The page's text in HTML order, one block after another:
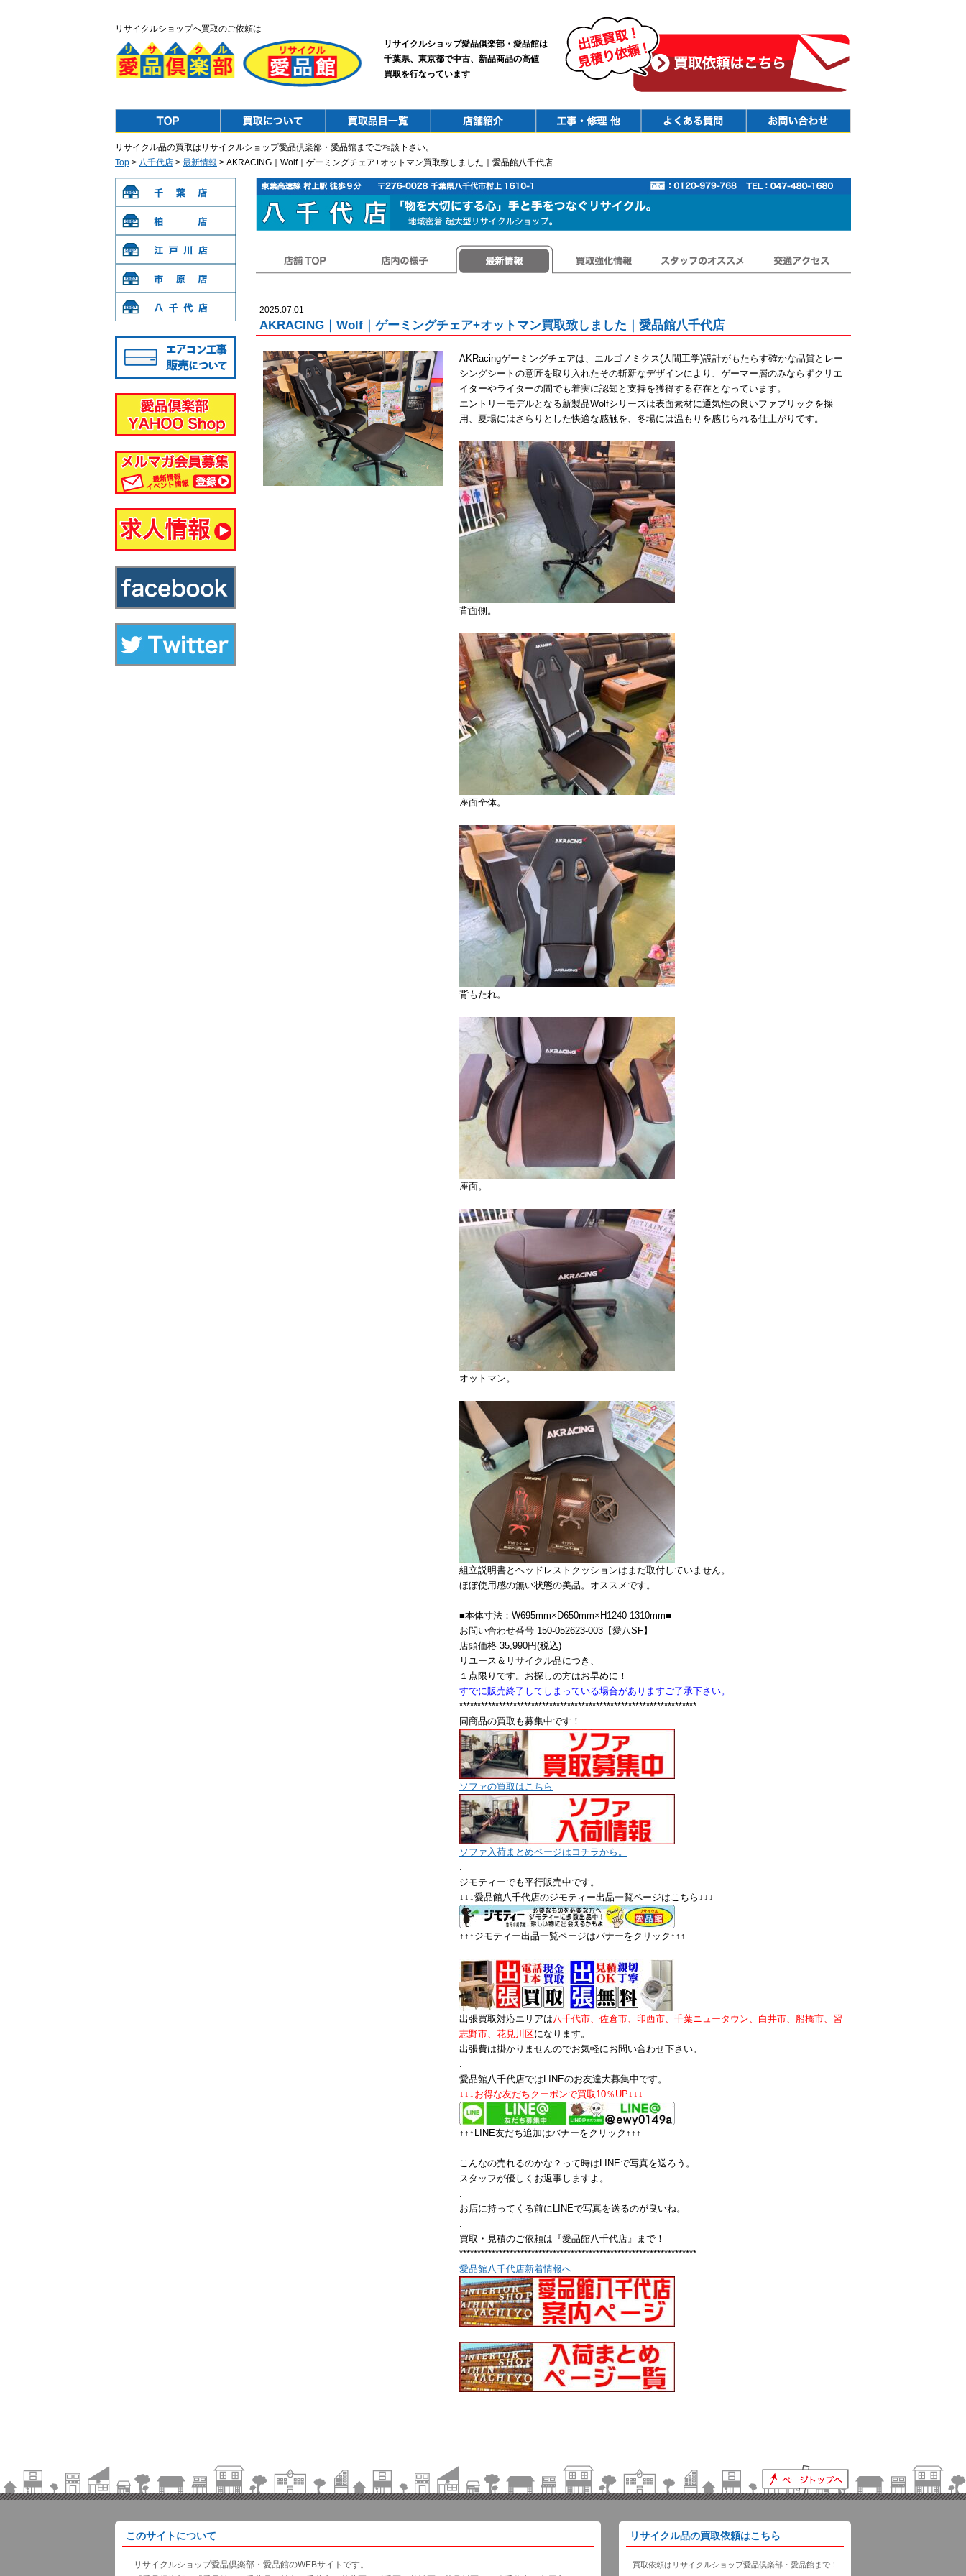
リサイクルショップへ買取のご依頼は
リサイクルショップ愛品倶楽部・愛品館は
千葉県、東京都で中古、新品商品の高値
買取を行なっています
リサイクル品の買取はリサイクルショップ愛品倶楽部・愛品館までご相談下さい。
Top > 八千代店 > 最新情報 > AKRACING｜Wolf｜ゲーミングチェア+オットマン買取致しました｜愛品館八千代店
2025.07.01
AKRACING｜Wolf｜ゲーミングチェア+オットマン買取致しました｜愛品館八千代店
AKRacingゲーミングチェアは、エルゴノミクス(人間工学)設計がもたらす確かな品質とレー
シングシートの意匠を取り入れたその斬新なデザインにより、ゲーマー層のみならずクリエ
イターやライターの間でも着実に認知と支持を獲得する存在となっています。
エントリーモデルとなる新製品Wolfシリーズは表面素材に通気性の良いファブリックを採
用、夏場にはさらりとした快適な感触を、冬場には温もりを感じられる仕上がりです。
背面側。
座面全体。
背もたれ。
座面。
オットマン。
組立説明書とヘッドレストクッションはまだ取付していません。
ほぼ使用感の無い状態の美品。オススメです。
■本体寸法：W695mm×D650mm×H1240-1310mm■
お問い合わせ番号 150-052623-003【愛八SF】
店頭価格 35,990円(税込)
リユース＆リサイクル品につき、
１点限りです。お探しの方はお早めに！
すでに販売終了してしまっている場合がありますご了承下さい。
******************************************************************
同商品の買取も募集中です！
ソファの買取はこちら
ソファ入荷まとめページはコチラから。
.
ジモティーでも平行販売中です。
↓↓↓愛品館八千代店のジモティー出品一覧ページはこちら↓↓↓
↑↑↑ジモティー出品一覧ページはバナーをクリック↑↑↑
.
出張買取対応エリアは八千代市、佐倉市、印西市、千葉ニュータウン、白井市、船橋市、習
志野市、花見川区になります。
出張費は掛かりませんのでお気軽にお問い合わせ下さい。
.
愛品館八千代店ではLINEのお友達大募集中です。
↓↓↓お得な友だちクーポンで買取10％UP↓↓↓
↑↑↑LINE友だち追加はバナーをクリック↑↑↑
.
こんなの売れるのかな？って時はLINEで写真を送ろう。
スタッフが優しくお返事しますよ。
.
お店に持ってくる前にLINEで写真を送るのが良いね。
.
買取・見積のご依頼は『愛品館八千代店』まで！
******************************************************************
愛品館八千代店新着情報へ
.
このサイトについて
リサイクルショップ愛品倶楽部・愛品館のWEBサイトです。
リサイクル品の買取依頼はこちら
買取依頼はリサイクルショップ愛品倶楽部・愛品館まで！